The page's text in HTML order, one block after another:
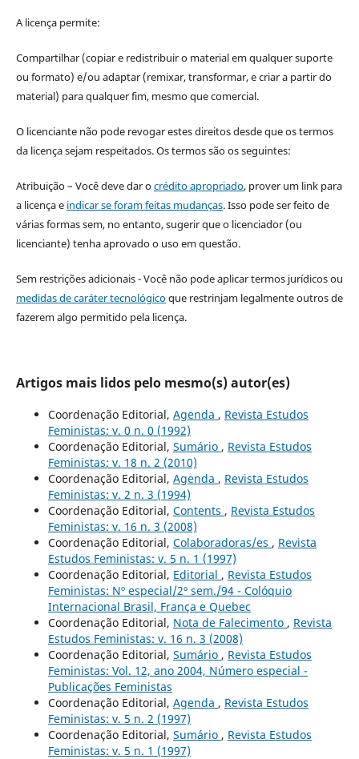
A licença permite:
Compartilhar (copiar e redistribuir o material em qualquer suporte
ou formato) e/ou adaptar (remixar, transformar, e criar a partir do
material) para qualquer fim, mesmo que comercial.
O licenciante não pode revogar estes direitos desde que os termos
da licença sejam respeitados. Os termos são os seguintes:
Atribuição – Você deve dar ocrédito apropriado, prover um link para
a licença e indicar se foram feitas mudanças. Isso pode ser feito de
várias formas sem, no entanto, sugerir que o licenciador (ou
licenciante) tenha aprovado o uso em questão.
Sem restrições adicionais - Você não pode aplicar termos jurídicos ou
medidas de caráter tecnológicoque restrinjam legalmente outros de
fazerem algo permitido pela licença.
Artigos mais lidos pelo mesmo(s) autor(es)
Coordenação Editorial, Agenda , Revista Estudos
Feministas: v. 0 n. 0 (1992)
Coordenação Editorial, Sumário , Revista Estudos
Feministas: v. 18 n. 2 (2010)
Coordenação Editorial, Agenda , Revista Estudos
Feministas: v. 2 n. 3 (1994)
Coordenação Editorial, Contents , Revista Estudos
Feministas: v. 16 n. 3 (2008)
Coordenação Editorial, Colaboradoras/es , Revista
Estudos Feministas: v. 5 n. 1 (1997)
Coordenação Editorial, Editorial , Revista Estudos
Feministas: Nº especial/2º sem./94 - Colóquio
Internacional Brasil, França e Quebec
Coordenação Editorial, Nota de Falecimento , Revista
Estudos Feministas: v. 16 n. 3 (2008)
Coordenação Editorial, Sumário , Revista Estudos
Feministas: Vol. 12, ano 2004, Número especial -
Publicações Feministas
Coordenação Editorial, Agenda , Revista Estudos
Feministas: v. 5 n. 2 (1997)
Coordenação Editorial, Sumário , Revista Estudos
Feministas: v. 5 n. 1 (1997)